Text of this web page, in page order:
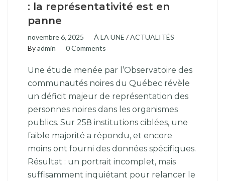
: la représentativité est en
panne
novembre 6, 2025 À LA UNE /ACTUALITÉS
Byadmin 0 Comments
Une étude menée par l’Observatoire des
communautés noires du Québec révèle
un déficit majeur de représentation des
personnes noires dans les organismes
publics. Sur 258 institutions ciblées, une
faible majorité a répondu, et encore
moins ont fourni des données spécifiques.
Résultat : un portrait incomplet, mais
suffisamment inquiétant pour relancer le